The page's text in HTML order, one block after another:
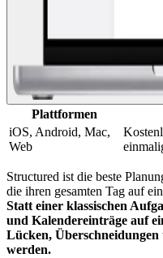
Plattformen
iOS, Android, Mac,
Web
Structured ist die beste
die ihren gesamten Tag auf
Statt einer klassischen
und Kalendereinträge auf
Lücken,
werden.